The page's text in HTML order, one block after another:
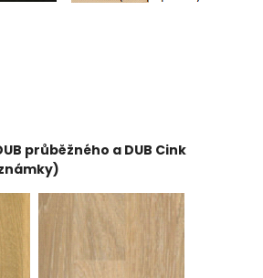
průběžného a DUB Cink